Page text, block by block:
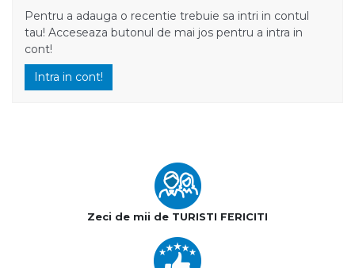
Pentru a adauga o recentie trebuie sa intri in contul
tau! Acceseaza butonul de mai jos pentru a intra in
cont!
Intra in cont!
Zeci de mii de TURISTI FERICITI